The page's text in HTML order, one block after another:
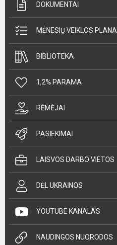
DOKUMENTAI
MĖNESIŲ VEIKLOS PLANAI
BIBLIOTEKA
1,2% PARAMA
RĖMĖJAI
PASIEKIMAI
LAISVOS DARBO VIETOS
DĖL UKRAINOS
YOUTUBE KANALAS
NAUDINGOS NUORODOS